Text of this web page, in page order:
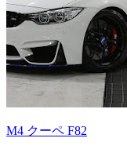
M4 クーペ F82